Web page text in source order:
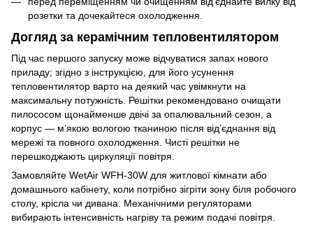
розетки та дочекайтеся охолодження.
Догляд за керамічним тепловентилятором
Під час першого запуску може відчуватися запах нового
приладу; згідно з інструкцією, для його усунення
тепловентилятор варто на деякий час увімкнути на
максимальну потужність. Решітки рекомендовано очищати
пилососом щонайменше двічі за опалювальний сезон, а
корпус — м’якою вологою тканиною після від’єднання від
мережі та повного охолодження. Чисті решітки не
перешкоджають циркуляції повітря.
Замовляйте WetAir WFH-30W для житлової кімнати або
домашнього кабінету, коли потрібно зігріти зону біля робочого
столу, крісла чи дивана. Механічними регуляторами
вибирають інтенсивність нагріву та режим подачі повітря.